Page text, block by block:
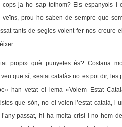
cops ja ho sap tothom? Els espanyols i
veïns, prou ho saben de sempre que
tants de segles volent fer-nos creure
propi» què punyetes és? Costaria
que sí, «estat català» no es pot dir, les
han vetat el lema «Volem Estat
que són, no el volen l’estat català, i
passat, hi ha molta crisi i no hem